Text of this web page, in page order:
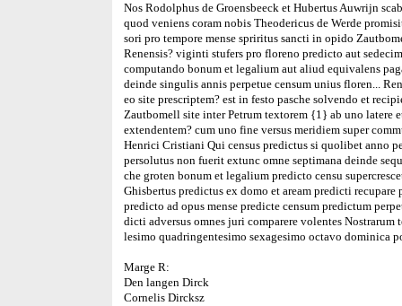
Nos Rodolphus de Groensbeeck et Hubertus Auwrijn
quod veniens coram nobis Theodericus de Werde
sori pro tempore mense spriritus sancti in opido
Renensis? viginti stufers pro floreno predicto aut
computando bonum et legalium aut aliud equivalens
deinde singulis annis perpetue censum unius floren...
eo site prescriptem? est in festo pasche solvendo et
Zautbomell site inter Petrum textorem {1} ab uno latere
extendentem? cum uno fine versus meridiem super
Henrici Cristiani Qui census predictus si quolibet anno
persolutus non fuerit extunc omne septimana deinde
che groten bonum et legalium predicto censu
Ghisbertus predictus ex domo et aream predicti
predicto ad opus mense predicte censum predictum
dicti adversus omnes juri comparere volentes
lesimo quadringentesimo sexagesimo octavo dominica
Marge R:
Den langen Dirck
Cornelis Dircksz